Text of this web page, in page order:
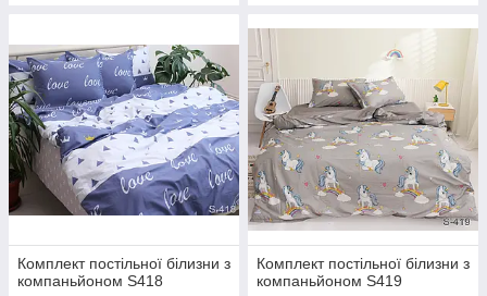
Комплект постільної білизни з
компаньйоном S418
Комплект постільної білизни з
компаньйоном S419